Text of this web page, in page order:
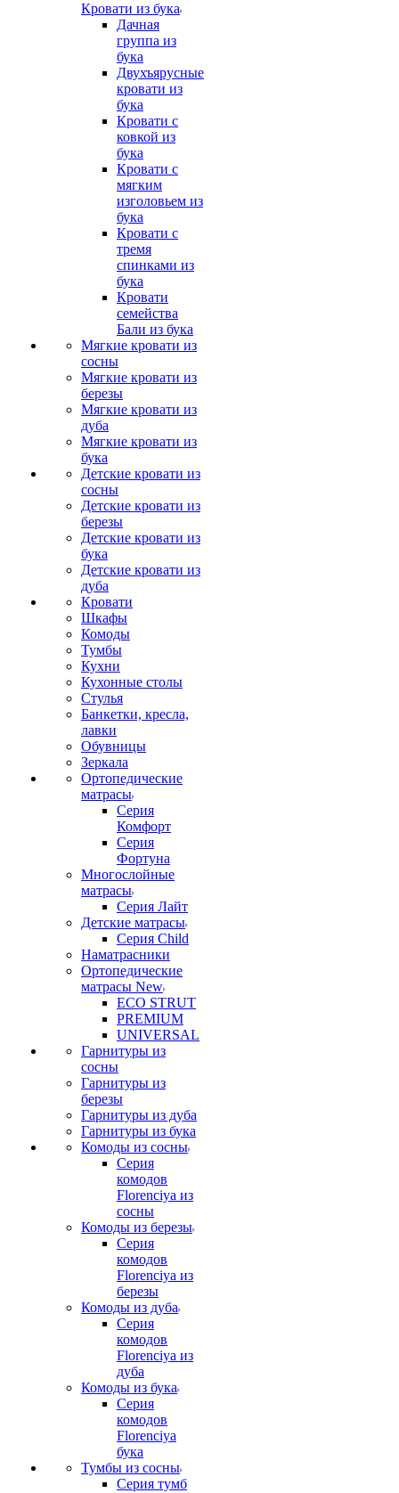
Кровати из бука
Дачная
группа из
бука
Двухъярусные
кровати из
бука
Кровати с
ковкой из
бука
Кровати с
мягким
изголовьем из
бука
Кровати с
тремя
спинками из
бука
Кровати
семейства
Бали из бука
Мягкие кровати из
сосны
Мягкие кровати из
березы
Мягкие кровати из
дуба
Мягкие кровати из
бука
Детские кровати из
сосны
Детские кровати из
березы
Детские кровати из
бука
Детские кровати из
дуба
Кровати
Шкафы
Комоды
Тумбы
Кухни
Кухонные столы
Стулья
Банкетки, кресла,
лавки
Обувницы
Зеркала
Ортопедические
матрасы
Серия
Комфорт
Серия
Фортуна
Многослойные
матрасы
Серия Лайт
Детские матрасы
Серия Child
Наматрасники
Ортопедические
матрасы New
ECO STRUT
PREMIUM
UNIVERSAL
Гарнитуры из
сосны
Гарнитуры из
березы
Гарнитуры из дуба
Гарнитуры из бука
Комоды из сосны
Серия
комодов
Florenciya из
сосны
Комоды из березы
Серия
комодов
Florenciya из
березы
Комоды из дуба
Серия
комодов
Florenciya из
дуба
Комоды из бука
Серия
комодов
Florenciya
бука
Тумбы из сосны
Серия тумб